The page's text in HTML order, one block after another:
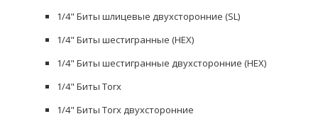
1/4" Биты шлицевые двухсторонние (SL)
1/4" Биты шестигранные (HEX)
1/4" Биты шестигранные двухсторонние (HEX)
1/4" Биты Torx
1/4" Биты Torx двухсторонние